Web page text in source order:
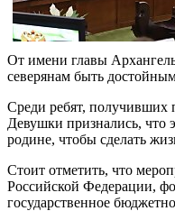
От имени главы
северянам быть
Среди ребят,
Девушки признались, что
родине, чтобы сделать
Стоит отметить, что
Российской Федерации,
государственное